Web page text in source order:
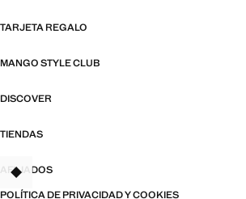
TARJETA REGALO
MANGO STYLE CLUB
DISCOVER
TIENDAS
AFILIADOS
POLÍTICA DE PRIVACIDAD Y COOKIES